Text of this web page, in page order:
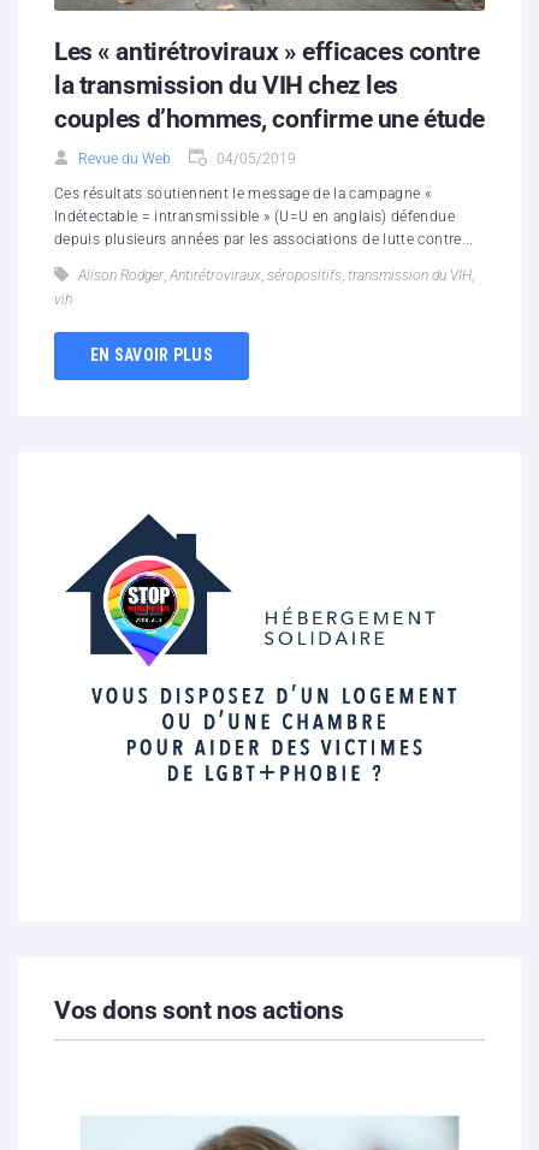
Les « antirétroviraux » efficaces contre
la transmission du VIH chez les
couples d’hommes, confirme une étude
Revue du Web 04/05/2019
Ces résultats soutiennent le message de la campagne «
Indétectable = intransmissible » (U=U en anglais) défendue
depuis plusieurs années par les associations de lutte contre...
Alison Rodger Antirétroviraux séropositifs transmission du VIH
vih
EN SAVOIR PLUS
Vos dons sont nos actions